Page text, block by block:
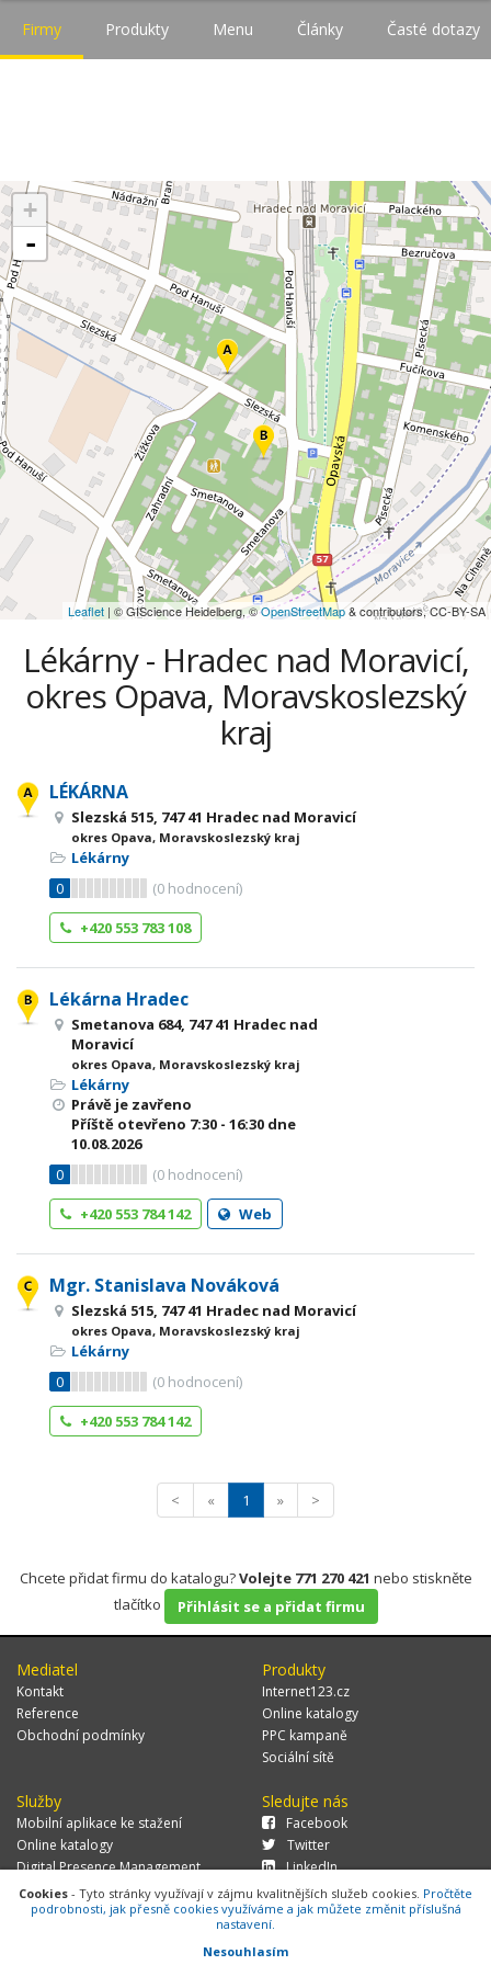
Firmy Produkty Menu Články Časté dotazy
+
-
Leaflet | © GIScience Heidelberg, ©OpenStreetMap& contributors, CC-BY-SA
Lékárny - Hradec nad Moravicí,
okres Opava, Moravskoslezský
kraj
LÉKÁRNA
Slezská 515, 747 41 Hradec nad Moravicí
okres Opava, Moravskoslezský kraj
Lékárny
0
(0 hodnocení)
+420 553 783 108
Lékárna Hradec
Smetanova 684, 747 41 Hradec nad
Moravicí
okres Opava, Moravskoslezský kraj
Lékárny
Právě je zavřeno
Příště otevřeno 7:30 - 16:30 dne
10.08.2026
0
(0 hodnocení)
+420 553 784 142
Web
Mgr. Stanislava Nováková
Slezská 515, 747 41 Hradec nad Moravicí
okres Opava, Moravskoslezský kraj
Lékárny
0
(0 hodnocení)
+420 553 784 142
< « 1 » >
Chcete přidat firmu do katalogu?Volejte 771 270 421 nebo stiskněte
tlačítko
Přihlásit se a přidat firmu
Mediatel
Kontakt
Reference
Obchodní podmínky
Produkty
Internet123.cz
Online katalogy
PPC kampaně
Sociální sítě
Služby
Mobilní aplikace ke stažení
Online katalogy
Digital Presence Management
Více zákazníků
Sledujte nás
Facebook
Twitter
LinkedIn
© 2026 MEDIATEL CZ, s.r.o.,Za Potokem 46/4, 106 00 Praha 10, tel.:
Cookies - Tyto stránky využívají v zájmu kvalitnějších služeb cookies. Pročtěte
podrobnosti, jak přesně cookies využíváme a jak můžete změnit příslušná
nastavení.
Nesouhlasím